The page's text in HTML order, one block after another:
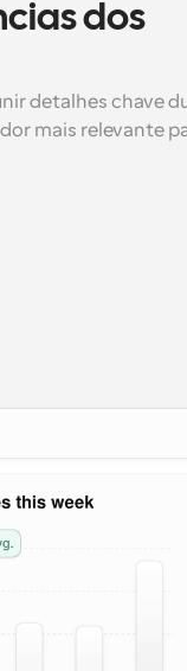
dos
detalhes chave
mais relevante